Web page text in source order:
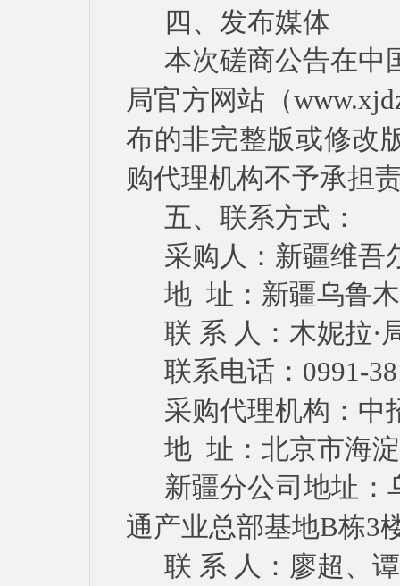
四、 发布媒体
本次磋商公告在中
局官方网站（
布的非完整版或修改
购代理机构不予承担
五、 联系方式：
采购人：新疆维吾
地 址：新疆乌鲁
联 系 人：木妮拉·
联系电话： 0991-
采购代理机构：中
地 址：北京市海
新疆分公司地址：
通产业总部基地B栋3
联 系 人：廖超、